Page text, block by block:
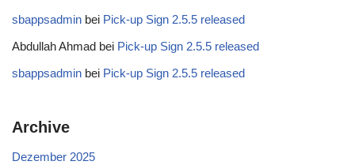
sbappsadmin bei Pick-up Sign 2.5.5 released
Abdullah Ahmad bei Pick-up Sign 2.5.5 released
sbappsadmin bei Pick-up Sign 2.5.5 released
Archive
Dezember 2025